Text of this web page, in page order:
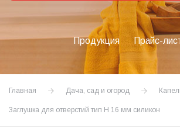
Продукция Прайс-
Главная Дача, сад и огород
Заглушка для отверстий тип Н 16 мм силикон